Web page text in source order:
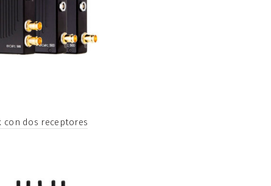
con dos receptores